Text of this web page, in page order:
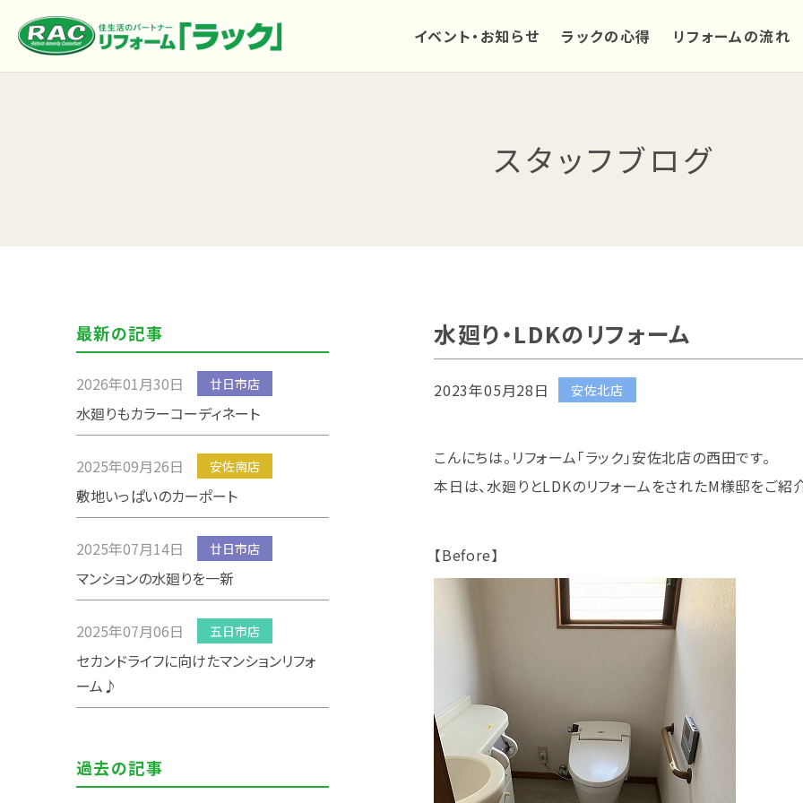
イベント・お知らせ ラックの心得 リフォームの流れ
スタッフブログ
水廻り・LDKのリフォーム
2023年05月28日 安佐北店
こんにちは。リフォーム「ラック」安佐北店の西田です。
本日は、水廻りとLDKのリフォームをされたM様邸をご紹
【Before】
最新の記事
2026年01月30日 廿日市店
水廻りもカラーコーディネート
2025年09月26日 安佐南店
敷地いっぱいのカーポート
2025年07月14日 廿日市店
マンションの水廻りを一新
2025年07月06日 五日市店
セカンドライフに向けたマンションリフォ
ーム♪
過去の記事